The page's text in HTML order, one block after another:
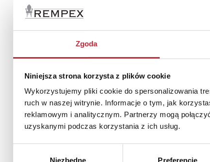
Zgoda
Niniejsza strona korzysta z plików cookie
Wykorzystujemy pliki cookie do spersonalizowania
ruch w naszej witrynie. Informacje o tym, jak
reklamowym i analitycznym. Partnerzy mogą
uzyskanymi podczas korzystania z ich usług.